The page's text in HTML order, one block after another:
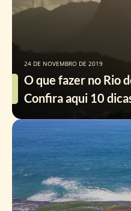
O que fazer no Rio
Confira aqui 10
24 DE NOVEMBRO DE 2019